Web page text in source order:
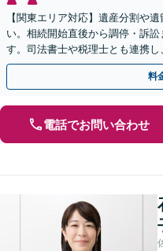
【関東エリア対応】遺産分割や
い。相続開始直後から調停・訴
す。司法書士や税理士とも連携
トップで対応可能。遺言書作成
料
電話でお問い合わせ